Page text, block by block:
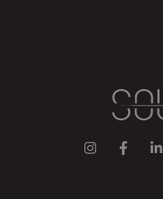
  